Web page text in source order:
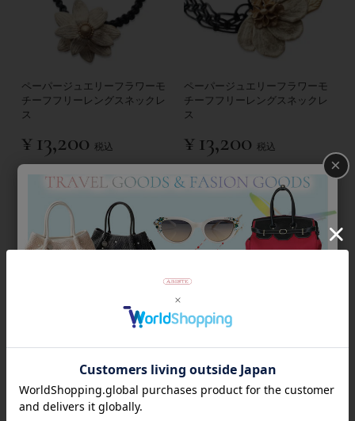
ペーパージュエリーフラワーモ
チーフフリーレングスネックレ
ス
¥ 13,200 税込
ペーパージュエリーフラワーモ
チーフフリーレングスネックレ
ス
¥ 13,200 税込
ペーパージュエリーフラワーモ
チーフショートネックレス
¥13,200 税込
ペーパージュエリーフラワーモ
チーフショートネックレス
×